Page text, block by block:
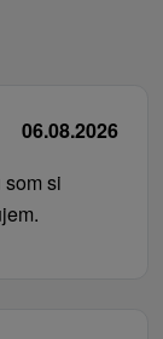
06.08.2026
si